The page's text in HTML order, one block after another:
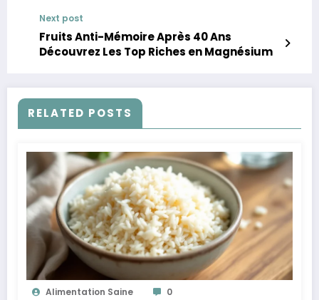
Next post
Fruits Anti-Mémoire Après 40 Ans
Découvrez Les Top Riches en Magnésium
RELATED POSTS
Alimentation Saine 0